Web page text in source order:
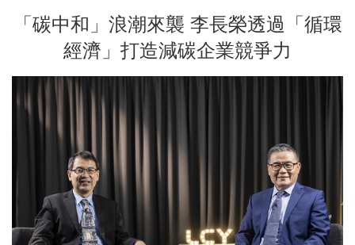
「碳中和」浪潮來襲 李長榮透過「循環
經濟」打造減碳企業競爭力